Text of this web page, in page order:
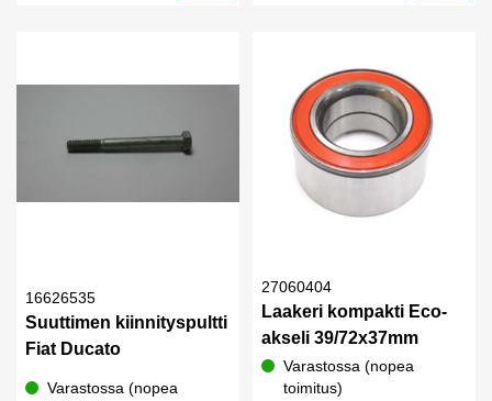
16626535
Suuttimen kiinnityspultti
Fiat Ducato
Varastossa (nopea
27060404
Laakeri kompakti Eco-
akseli 39/72x37mm
Varastossa (nopea
toimitus)